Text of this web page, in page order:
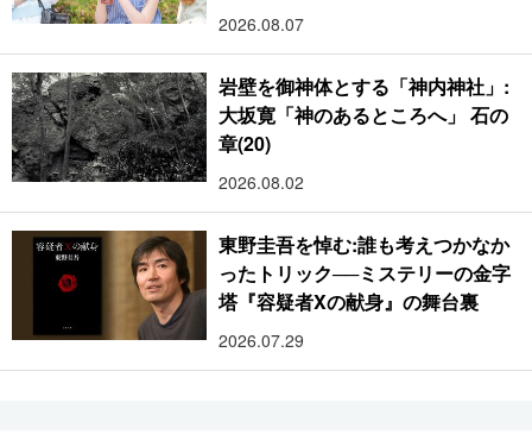
2026.08.07
岩壁を御神体とする「神内神社」:
大坂寛「神のあるところへ」 石の
章(20)
2026.08.02
東野圭吾を悼む:誰も考えつかなか
ったトリック──ミステリーの金字
塔『容疑者Xの献身』の舞台裏
2026.07.29